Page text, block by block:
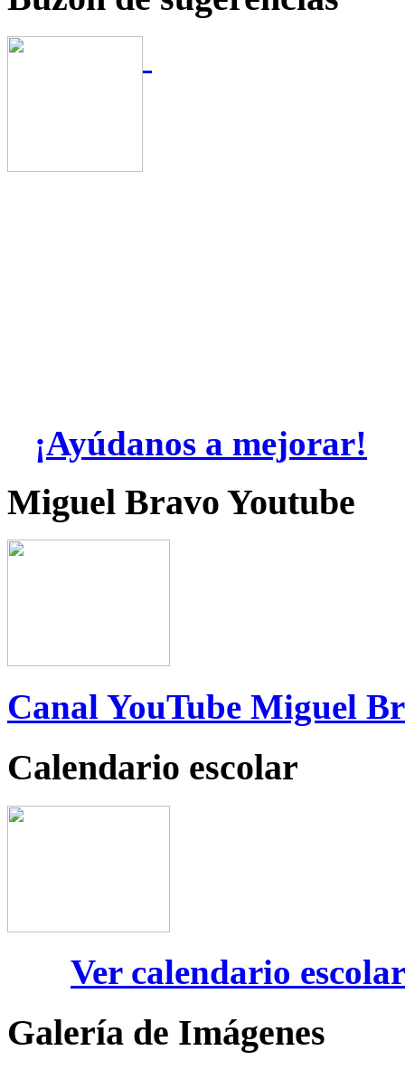
¡Ayúdanos a mejorar!
Miguel Bravo Youtube
Canal YouTube Miguel
Calendario escolar
Ver calendario escolar
Galería de Imágenes